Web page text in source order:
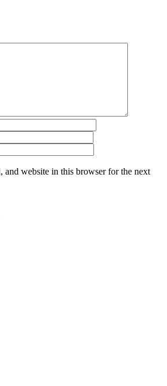
and website in this browser for the next